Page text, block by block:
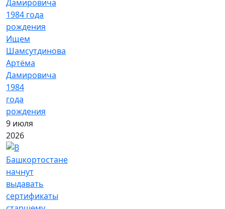
Ищем
Шамсутдинова
Артёма
Дамировича
1984
года
рождения
9 июля
2026